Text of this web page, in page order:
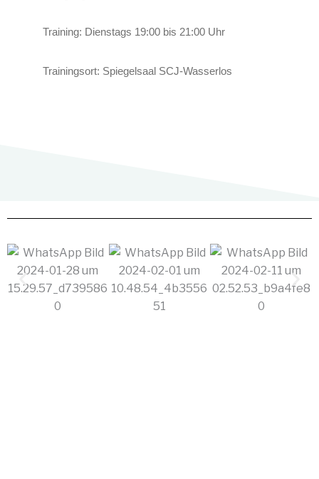
Training: Dienstags 19:00 bis 21:00 Uhr
Trainingsort: Spiegelsaal SCJ-Wasserlos